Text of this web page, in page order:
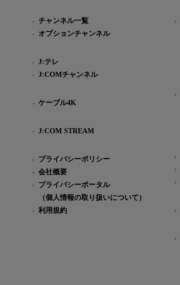
チャンネル一覧
オプションチャンネル
J:テレ
J:COMチャンネル
ケーブル4K
J:COM STREAM
プライバシーポリシー
会社概要
プライバシーポータル
（個人情報の取り扱いについて）
利用規約